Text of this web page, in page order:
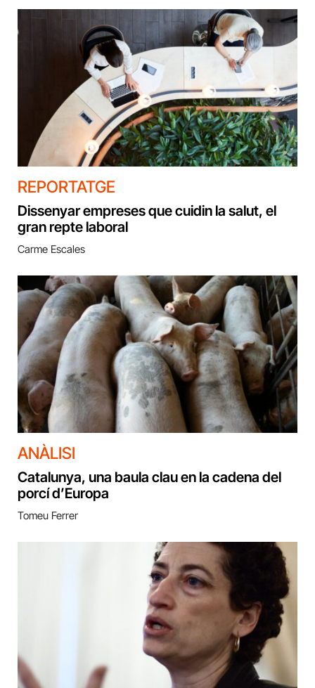
REPORTATGE
Dissenyar empreses que cuidin la salut, el
gran repte laboral
Carme Escales
ANÀLISI
Catalunya, una baula clau en la cadena del
porcí d’Europa
Tomeu Ferrer